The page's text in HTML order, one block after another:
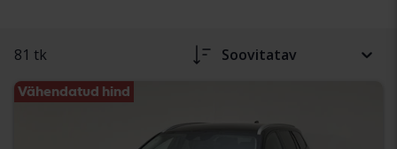
81 tk Soovitatav
Vähendatud hind